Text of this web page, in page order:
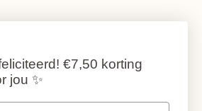
we volop ideeën voor de mooiste
€7,50 korting
jou ✨